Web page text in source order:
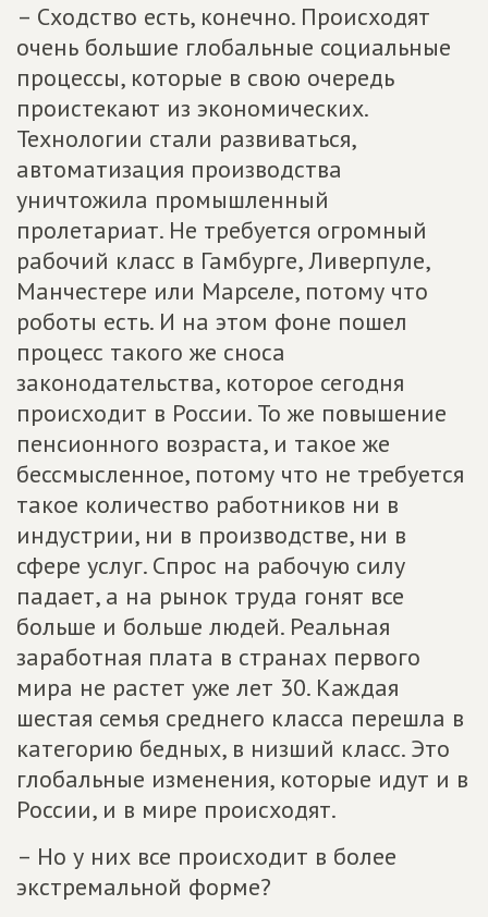
– Сходство есть, конечно. Происходят
очень большие глобальные социальные
процессы, которые в свою очередь
проистекают из экономических.
Технологии стали развиваться,
автоматизация производства
уничтожила промышленный
пролетариат. Не требуется огромный
рабочий класс в Гамбурге, Ливерпуле,
Манчестере или Марселе, потому что
роботы есть. И на этом фоне пошел
процесс такого же сноса
законодательства, которое сегодня
происходит в России. То же повышение
пенсионного возраста, и такое же
бессмысленное, потому что не требуется
такое количество работников ни в
индустрии, ни в производстве, ни в
сфере услуг. Спрос на рабочую силу
падает, а на рынок труда гонят все
больше и больше людей. Реальная
заработная плата в странах первого
мира не растет уже лет 30. Каждая
шестая семья среднего класса перешла в
категорию бедных, в низший класс. Это
глобальные изменения, которые идут и в
России, и в мире происходят.
– Но у них все происходит в более
экстремальной форме?